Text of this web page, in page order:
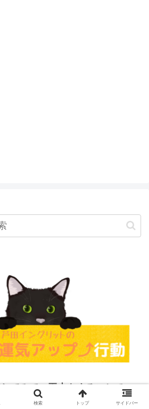
てみて。工夫をすることで、
なります。
検索 トップ サイドバー